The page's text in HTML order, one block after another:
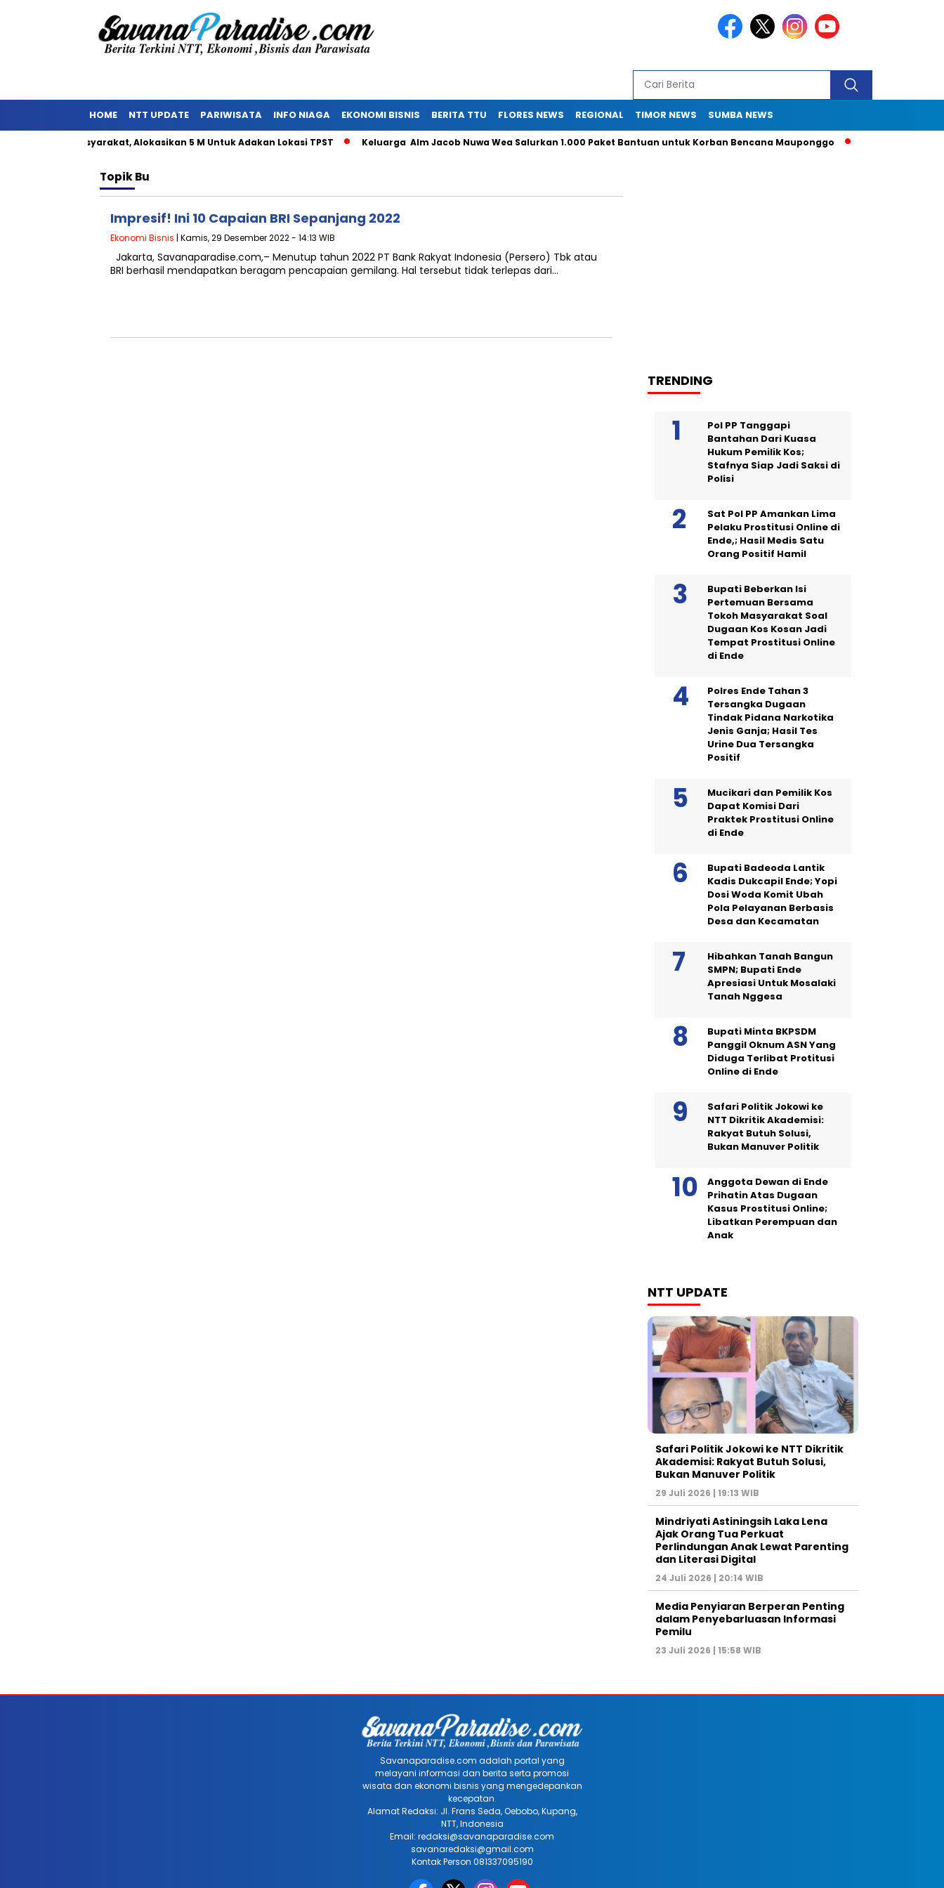
HOME NTT UPDATE PARIWISATA INFO NIAGA EKONOMI BISNIS BERITA TTU FLORES NEWS REGIONAL TIMOR NEWS SUMBA NEWS
Masyarakat, Alokasikan 5 M Untuk Adakan Lokasi TPST Keluarga Alm Jacob Nuwa Wea Salurkan 1.000 Paket Bantuan untuk Korban Bencana Mauponggo Drama Pergub 33:
TopikBu
Impresif! Ini 10 Capaian BRI Sepanjang 2022
Ekonomi Bisnis | Kamis, 29 Desember 2022 - 14:13 WIB
Jakarta, Savanaparadise.com,– Menutup tahun 2022 PT Bank Rakyat Indonesia (Persero) Tbk atau
BRI berhasil mendapatkan beragam pencapaian gemilang. Hal tersebut tidak terlepas dari…
TRENDING
Pol PP Tanggapi
Bantahan Dari Kuasa
Hukum Pemilik Kos;
Stafnya Siap Jadi Saksi di
Polisi
Sat Pol PP Amankan Lima
Pelaku Prostitusi Online di
Ende,; Hasil Medis Satu
Orang Positif Hamil
Bupati Beberkan Isi
Pertemuan Bersama
Tokoh Masyarakat Soal
Dugaan Kos Kosan Jadi
Tempat Prostitusi Online
di Ende
Polres Ende Tahan 3
Tersangka Dugaan
Tindak Pidana Narkotika
Jenis Ganja; Hasil Tes
Urine Dua Tersangka
Positif
Mucikari dan Pemilik Kos
Dapat Komisi Dari
Praktek Prostitusi Online
di Ende
Bupati Badeoda Lantik
Kadis Dukcapil Ende; Yopi
Dosi Woda Komit Ubah
Pola Pelayanan Berbasis
Desa dan Kecamatan
Hibahkan Tanah Bangun
SMPN; Bupati Ende
Apresiasi Untuk Mosalaki
Tanah Nggesa
Bupati Minta BKPSDM
Panggil Oknum ASN Yang
Diduga Terlibat Protitusi
Online di Ende
Safari Politik Jokowi ke
NTT Dikritik Akademisi:
Rakyat Butuh Solusi,
Bukan Manuver Politik
Anggota Dewan di Ende
Prihatin Atas Dugaan
Kasus Prostitusi Online;
Libatkan Perempuan dan
Anak
NTT UPDATE
Safari Politik Jokowi ke NTT Dikritik
Akademisi: Rakyat Butuh Solusi,
Bukan Manuver Politik
29 Juli 2026 | 19:13 WIB
Mindriyati Astiningsih Laka Lena
Ajak Orang Tua Perkuat
Perlindungan Anak Lewat Parenting
dan Literasi Digital
24 Juli 2026 | 20:14 WIB
Media Penyiaran Berperan Penting
dalam Penyebarluasan Informasi
Pemilu
23 Juli 2026 | 15:58 WIB
Savanaparadise.com adalah portal yang
melayani informasi dan berita serta promosi
wisata dan ekonomi bisnis yang mengedepankan
kecepatan.
Alamat Redaksi: Jl. Frans Seda, Oebobo, Kupang,
NTT, Indonesia
Email: redaksi@savanaparadise.com
savanaredaksi@gmail.com
Kontak Person 081337095190